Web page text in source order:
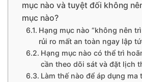
mục nào và tuyệt đối không
mục nào?
Hạng mục nào “không nên
rủi ro mất an toàn ngay lập
Hạng mục nào có thể trì
cần theo dõi sát và đặt lịch
Làm thế nào để áp dụng ma